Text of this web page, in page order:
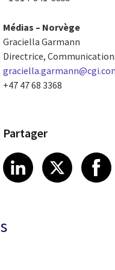
Médias – Norvège
Graciella Garmann
Directrice,
+47 47 68 3368
Partager
Share article
LinkedIn
Share
X